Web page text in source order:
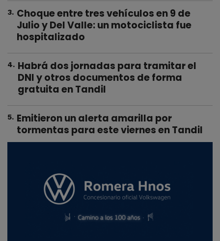
3. Choque entre tres vehículos en 9 de
Julio y Del Valle: un motociclista fue
hospitalizado
4. Habrá dos jornadas para tramitar el
DNI y otros documentos de forma
gratuita en Tandil
5. Emitieron un alerta amarilla por
tormentas para este viernes en Tandil